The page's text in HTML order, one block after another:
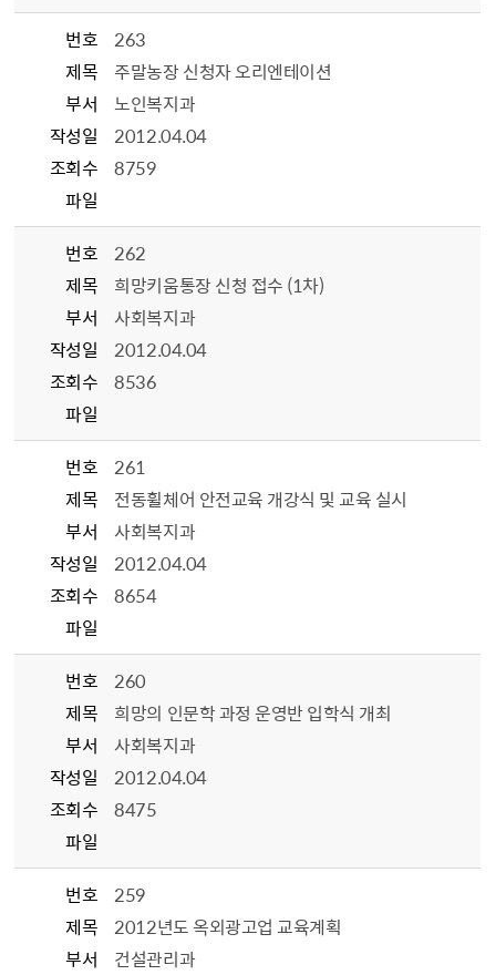
번호
263
제목
주말농장 신청자 오리엔테이션
부서
노인복지과
작성일
2012.04.04
조회수
8759
파일
번호
262
제목
희망키움통장 신청 접수 (1차)
부서
사회복지과
작성일
2012.04.04
조회수
8536
파일
번호
261
제목
전동휠체어 안전교육 개강식 및 교육 실시
부서
사회복지과
작성일
2012.04.04
조회수
8654
파일
번호
260
제목
희망의 인문학 과정 운영반 입학식 개최
부서
사회복지과
작성일
2012.04.04
조회수
8475
파일
번호
259
제목
2012년도 옥외광고업 교육계획
부서
건설관리과